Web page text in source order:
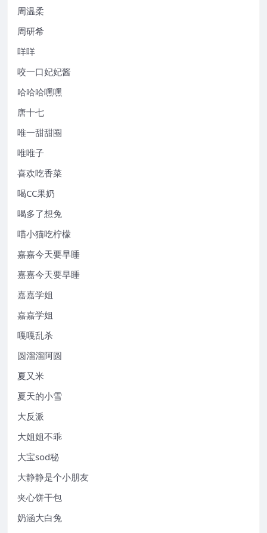
周温柔
周研希
咩咩
咬一口妃妃酱
哈哈哈嘿嘿
唐十七
唯一甜甜圈
唯唯子
喜欢吃香菜
喝CC果奶
喝多了想兔
喵小猫吃柠檬
嘉嘉今天要早睡
嘉嘉今天要早睡
嘉嘉学姐
嘉嘉学姐
嘎嘎乱杀
圆溜溜阿圆
夏又米
夏天的小雪
大反派
大姐姐不乖
大宝sod秘
大静静是个小朋友
夹心饼干包
奶涵大白兔